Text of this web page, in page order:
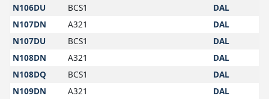
N106DU
BCS1
DAL
N107DN
A321
DAL
N107DU
BCS1
DAL
N108DN
A321
DAL
N108DQ
BCS1
DAL
N109DN
A321
DAL